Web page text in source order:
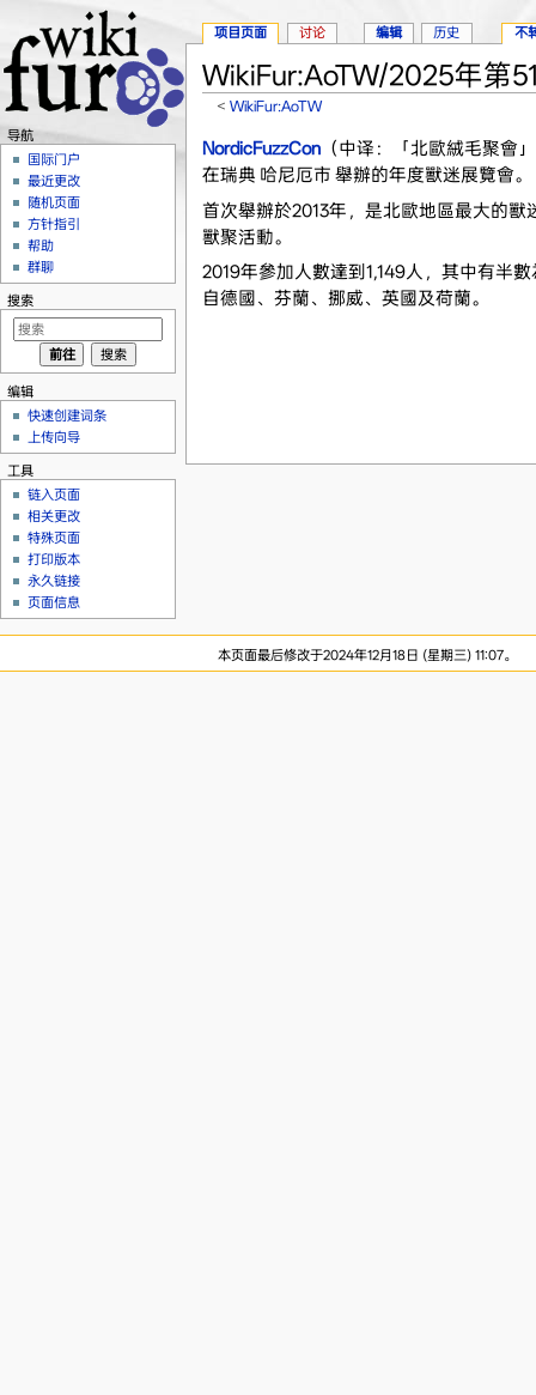
WikiFur:AoTW/2025年第
<WikiFur:AoTW
NordicFuzzCon（中译：「北歐絨毛聚會
在瑞典 哈尼厄市 舉辦的年度獸迷展覽會。
首次舉辦於2013年，是北歐地區最大的
獸聚活動。
2019年參加人數達到1,149人，其中有半
自德國、芬蘭、挪威、英國及荷蘭。
项目页面 讨论 编辑 历史 不
导航
国际门户
最近更改
随机页面
方针指引
帮助
群聊
搜索
编辑
快速创建词条
上传向导
工具
链入页面
相关更改
特殊页面
打印版本
永久链接
页面信息
本页面最后修改于2024年12月18日 (星期三) 11:07。